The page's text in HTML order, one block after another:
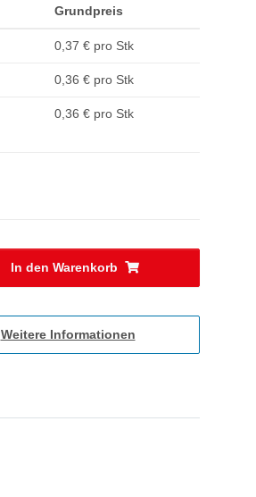
Grundpreis
0,37 € pro Stk
0,36 € pro Stk
0,36 € pro Stk
In den Warenkorb
Weitere Informationen